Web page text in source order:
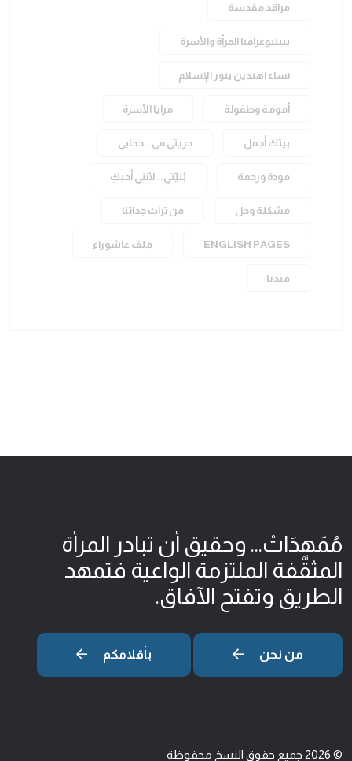
مراقد مقدسة
بيبليوغرافيا المرأة والأسرة
نساء اهتدين بنور الإسلام
أمومة وطفولة مرايا الأسرة
بيتك أجمل حريتي في.. حجابي
مودة ورحمة بُنيّتي.. لأنني أحبكِ
مشكلة وحل من تراث جداتنا
ENGLISH PAGES ملف عاشوراء
ميديا
مُمَهِدَاتْ... وحقيق أن تبادر المرأة
المثقّفة الملتزمة الواعية فتمهد
الطريق وتفتح الآفاق.
من نحن بأقلامكم
© 2026 جميع حقوق النسخ محفوظة